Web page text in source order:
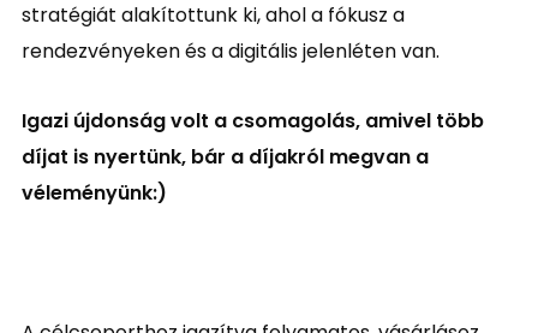
stratégiát alakítottunk ki, ahol a fókusz a
rendezvényeken és a digitális jelenléten van.
Igazi újdonság volt a csomagolás, amivel több
díjat is nyertünk, bár a díjakról megvan a
véleményünk:)